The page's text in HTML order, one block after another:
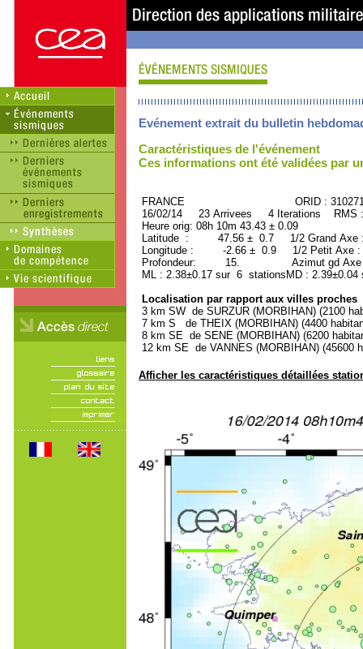
Evénement extrait du bulletin
Caractéristiques de l'événement
Ces informations ont été validées par
FRANCE ORID :
16/02/14 23 Arrivees 4 Iterations RMS
Heure orig: 08h 10m 43.43 ± 0.09
Latitude : 47.56 ± 0.7 1/2 Grand
Longitude : -2.66 ± 0.9 1/2 Petit Axe
Profondeur: 15. Azimut gd Axe :
ML : 2.38±0.17 sur 6 stationsMD :
Localisation par rapport aux villes proches
3 km SW de SURZUR (MORBIHAN) (2100
7 km S de THEIX (MORBIHAN) (4400
8 km SE de SENE (MORBIHAN) (6200
12 km SE de VANNES (MORBIHAN) (45600
Afficher les caractéristiques détaillées